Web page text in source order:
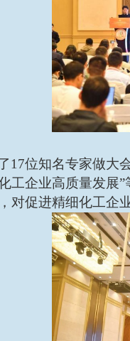
17位知名专家做大
工企业高质量发展
对促进精细化工企